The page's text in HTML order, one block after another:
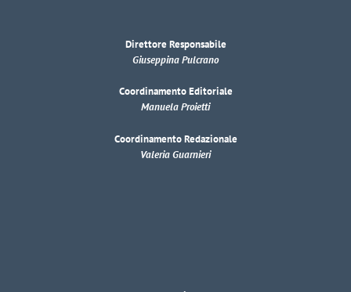
Direttore Responsabile
Giuseppina Pulcrano
Coordinamento Editoriale
Manuela Proietti
Coordinamento Redazionale
Valeria Guarnieri